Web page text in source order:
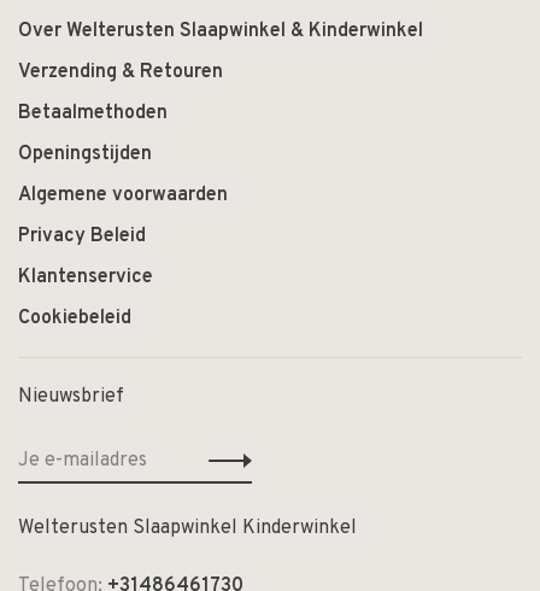
Over Welterusten Slaapwinkel & Kinderwinkel
Verzending & Retouren
Betaalmethoden
Openingstijden
Algemene voorwaarden
Privacy Beleid
Klantenservice
Cookiebeleid
Nieuwsbrief
Welterusten Slaapwinkel Kinderwinkel